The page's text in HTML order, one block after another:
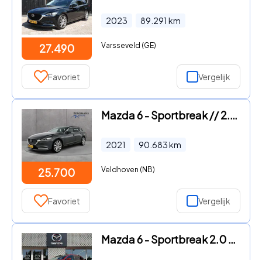
27.490
2023 89.291 km
Varsseveld (GE)
Favoriet Vergelijk
25.700
Mazda 6 - Sportbreak // 2.0 SkyActiv-G 165 Signature // DEALER ONDERHO
2021 90.683km
Veldhoven (NB)
Favoriet Vergelijk
Mazda 6 - Sportbreak 2.0 SkyActiv-G 165 Exclusive-Line | MEMORY STOELE